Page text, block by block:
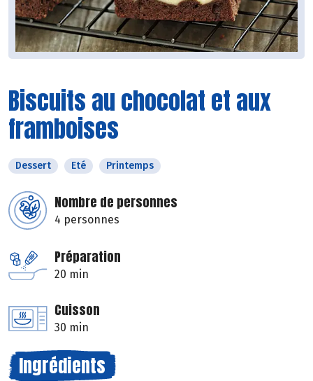
Biscuits au chocolat et aux
framboises
Dessert Eté Printemps
Nombre de personnes
4 personnes
Préparation
20 min
Cuisson
30 min
Ingrédients